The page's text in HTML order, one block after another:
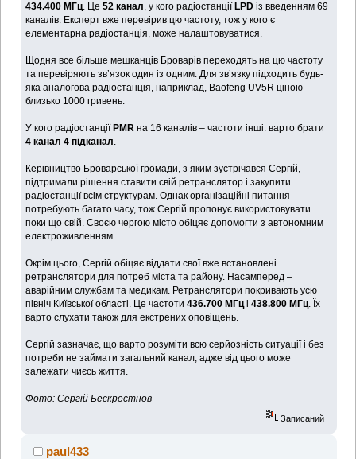
434.400 МГц. Це52 канал, у кого радіостанції LPD із введенням 69
каналів. Експерт вже перевірив цю частоту, тож у кого є
елементарна радіостанція, може налаштовуватися.
Щодня все більше мешканців Броварів переходять на цю частоту
та перевіряють зв’язок один із одним. Для зв’язку підходить будь-
яка аналогова радіостанція, наприклад, Baofeng UV5R ціною
близько 1000 гривень.
У кого радіостанції PMR на 16 каналів – частоти інші: варто брати
4 канал 4 підканал.
Керівництво Броварської громади, з яким зустрічався Сергій,
підтримали рішення ставити свій ретранслятор і закупити
радіостанції всім структурам. Однак організаційні питання
потребують багато часу, тож Сергій пропонує використовувати
поки що свій. Своєю чергою місто обіцяє допомогти з автономним
електроживленням.
Окрім цього, Сергій обіцяє віддати свої вже встановлені
ретранслятори для потреб міста та району. Насамперед –
аварійним службам та медикам. Ретранслятори покривають усю
північ Київської області. Це частоти436.700 МГці438.800 МГц. Їх
варто слухати також для екстрених оповіщень.
Сергій зазначає, що варто розуміти всю серйозність ситуації і без
потреби не займати загальний канал, адже від цього може
залежати чиєсь життя.
Фото: Сергій Бескрестнов
Записаний
paul433